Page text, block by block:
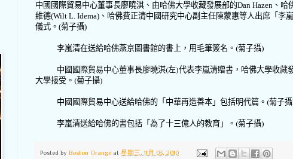
中國國際貿易中心董事長廖曉淇、 由哈佛大學收藏發展部的Dan Hazen 、哈
維德(Wilt L. Idema) 、哈佛費正清中國研究中心副主任陳蒙惠等人出席 「李
儀式。 (菊子攝)
李嵐清在送給哈佛燕京圖書館的書上，用毛筆簽名。 (菊子攝)
中國國際貿易中心董事長廖曉淇(左)代表李嵐清贈書， 哈佛大學收藏
大學接受。 (菊子攝)
中國國際貿易中心送給哈佛的「中華再造善本」包括明代篇。 (菊子攝
李嵐清送給哈佛的書包括「為了十三億人的教育」。 (菊子攝)
Posted by Boston Orange at 星期三, 11月 03, 2010